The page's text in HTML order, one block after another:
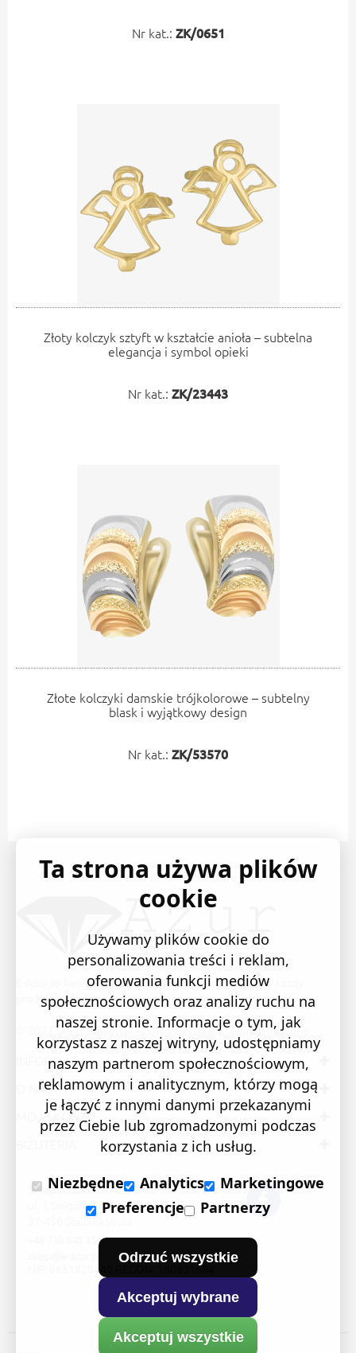
Nr kat.: ZK/0651
Złoty kolczyk sztyft w kształcie anioła – subtelna
elegancja i symbol opieki
Nr kat.: ZK/23443
Złote kolczyki damskie trójkolorowe – subtelny
blask i wyjątkowy design
Nr kat.: ZK/53570
E-Azur to świetne i sprawdzone miejsce na zakupy. W każdy
produkt wkładamy swoją pasję i serce.
© 2023 Sklep Jubilerski AZUR. Wszystkie prawa zastrzeżone
INFORMACJE
O NAS
MOJE KONTO
Sklep Jubilerski "AZUR"
ul. 1 Sierpnia 24/105
37-450 Stalowa Wola
+48 730 840 357
NIP: 8651420440 REGON: 180831684
Ta strona używa plików
cookie
Używamy plików cookie do
personalizowania treści i reklam,
oferowania funkcji mediów
społecznościowych oraz analizy ruchu na
naszej stronie. Informacje o tym, jak
korzystasz z naszej witryny, udostępniamy
naszym partnerom społecznościowym,
reklamowym i analitycznym, którzy mogą
je łączyć z innymi danymi przekazanymi
przez Ciebie lub zgromadzonymi podczas
korzystania z ich usług.
Niezbędne
Analytics
Marketingowe
Preferencje
Partnerzy
Odrzuć wszystkie
Akceptuj wybrane
Akceptuj wszystkie